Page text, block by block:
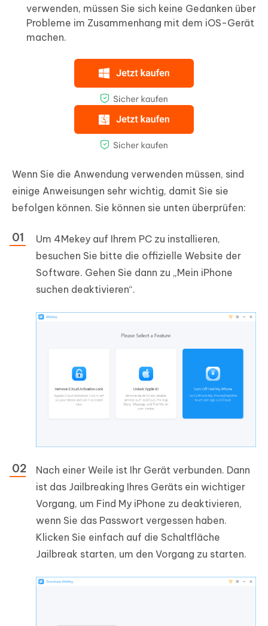
verwenden, müssen Sie sich keine Gedanken über
Probleme im Zusammenhang mit dem iOS-Gerät
machen.
Wenn Sie die Anwendung verwenden müssen, sind
einige Anweisungen sehr wichtig, damit Sie sie
befolgen können. Sie können sie unten überprüfen:
Um 4Mekey auf Ihrem PC zu installieren,
besuchen Sie bitte die offizielle Website der
Software. Gehen Sie dann zu „Mein iPhone
suchen deaktivieren“.
Nach einer Weile ist Ihr Gerät verbunden. Dann
ist das Jailbreaking Ihres Geräts ein wichtiger
Vorgang, um Find My iPhone zu deaktivieren,
wenn Sie das Passwort vergessen haben.
Klicken Sie einfach auf die Schaltfläche
Jailbreak starten, um den Vorgang zu starten.